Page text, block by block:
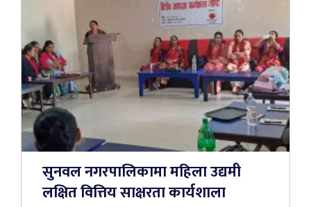
सुनवल नगरपालिकामा महिला उद्यमी
लक्षित वित्तिय साक्षरता कार्यशाला